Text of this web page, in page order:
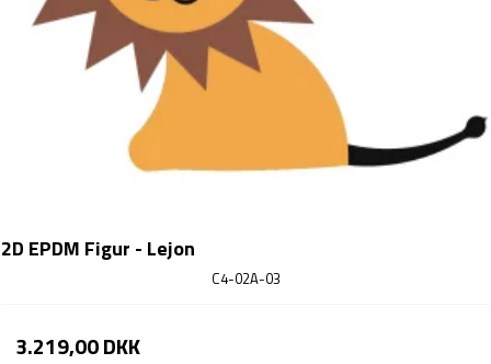
2D EPDM Figur - Lejon
C4-02A-03
3.219,00 DKK